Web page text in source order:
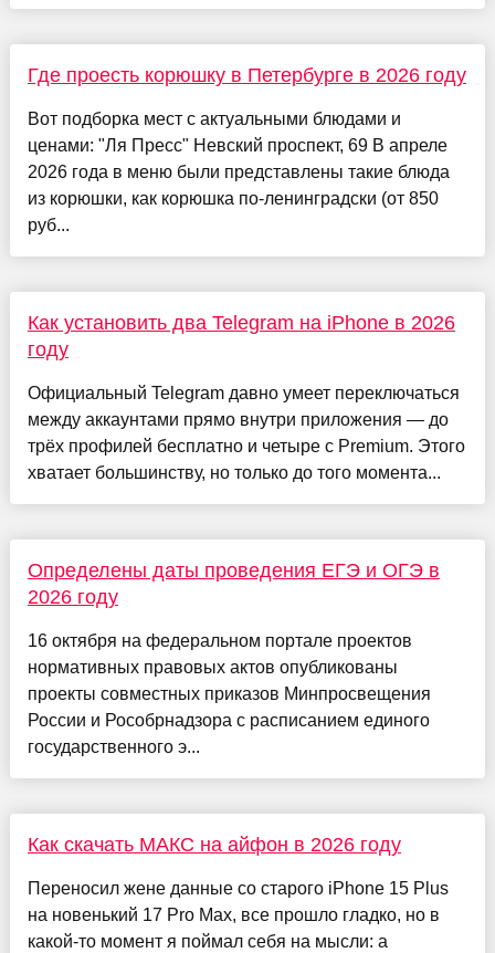
Где проесть корюшку в Петербурге в 2026 году
Вот подборка мест с актуальными блюдами и
ценами: "Ля Пресс" Невский проспект, 69 В апреле
2026 года в меню были представлены такие блюда
из корюшки, как корюшка по-ленинградски (от 850
руб...
Как установить два Telegram на iPhone в 2026
году
Официальный Telegram давно умеет переключаться
между аккаунтами прямо внутри приложения — до
трёх профилей бесплатно и четыре с Premium. Этого
хватает большинству, но только до того момента...
Определены даты проведения ЕГЭ и ОГЭ в
2026 году
16 октября на федеральном портале проектов
нормативных правовых актов опубликованы
проекты совместных приказов Минпросвещения
России и Рособрнадзора с расписанием единого
государственного э...
Как скачать МАКС на айфон в 2026 году
Переносил жене данные со старого iPhone 15 Plus
на новенький 17 Pro Max, все прошло гладко, но в
какой-то момент я поймал себя на мысли: а